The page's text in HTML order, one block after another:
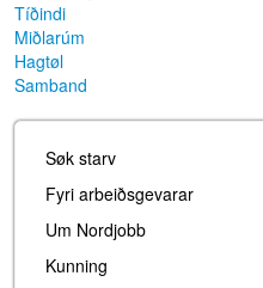
Tíðindi
Miðlarúm
Hagtøl
Samband
Søk starv
Fyri arbeiðsgevarar
Um Nordjobb
Kunning